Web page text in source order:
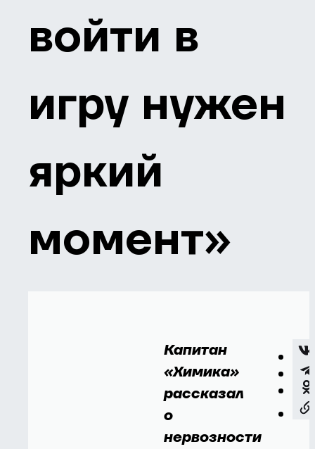
войти в
игру нужен
яркий
момент»
Капитан
«Химика»
рассказал
о
нервозности